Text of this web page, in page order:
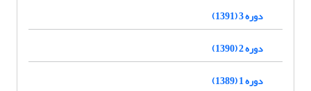
دوره 3 (1391)
دوره 2 (1390)
دوره 1 (1389)